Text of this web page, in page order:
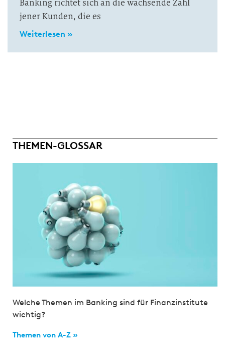
Banking richtet sich an die wachsende Zahl
jener Kunden, die es
Weiterlesen »
THEMEN-GLOSSAR
Welche Themen im Banking sind für Finanzinstitute
wichtig?
Themen von A-Z »